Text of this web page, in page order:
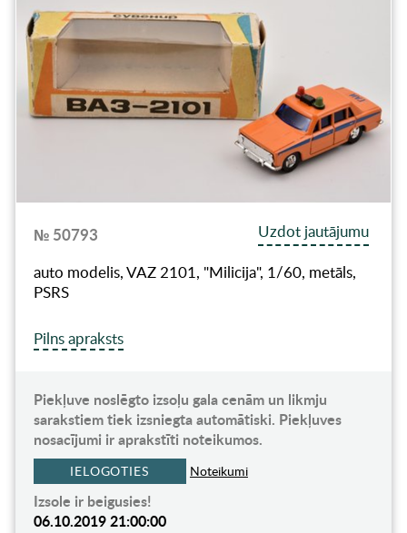
№ 50793
Uzdot jautājumu
auto modelis, VAZ 2101, "Milicija", 1/60, metāls,
PSRS
Pilns apraksts
Piekļuve noslēgto izsoļu gala cenām un likmju
sarakstiem tiek izsniegta automātiski. Piekļuves
nosacījumi ir aprakstīti noteikumos.
IELOGOTIES Noteikumi
Izsole ir beigusies!
06.10.2019 21:00:00